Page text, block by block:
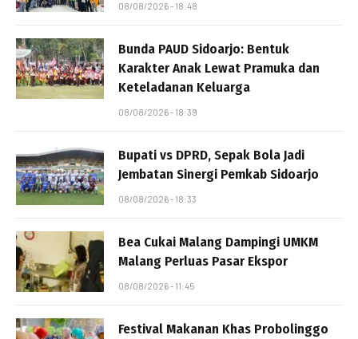
08/08/2026 - 18:48
Bunda PAUD Sidoarjo: Bentuk
Karakter Anak Lewat Pramuka dan
Keteladanan Keluarga
08/08/2026 - 18:39
Bupati vs DPRD, Sepak Bola Jadi
Jembatan Sinergi Pemkab Sidoarjo
08/08/2026 - 18:33
Bea Cukai Malang Dampingi UMKM
Malang Perluas Pasar Ekspor
08/08/2026 - 11:45
Festival Makanan Khas Probolinggo